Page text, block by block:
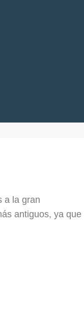
a la gran
antiguos, ya que